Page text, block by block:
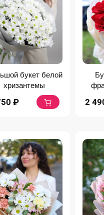
букет белой
хризантемы
₽ 2